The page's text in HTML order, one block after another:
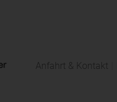
Anfahrt & Kontakt